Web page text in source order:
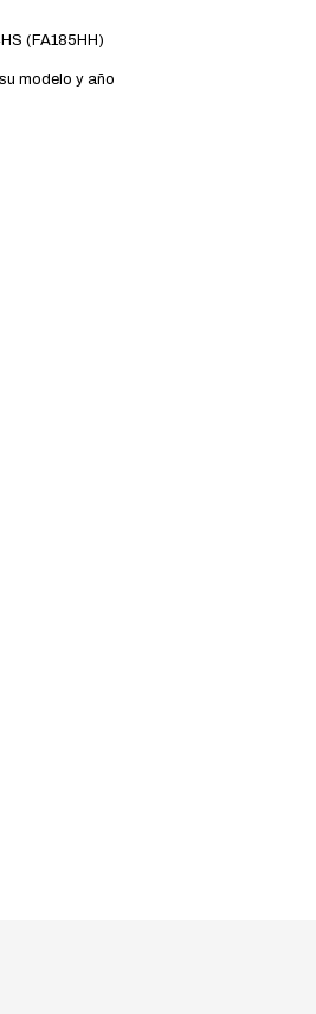
(FA185HH)
modelo y año